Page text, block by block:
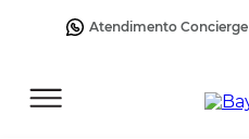
Atendimento Concierge